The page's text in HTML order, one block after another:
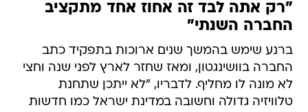
"רק אתה לבד זה אחוז אחד מתקציב
החברה השנתי"
ברנע שימש בהמשך שנים ארוכות בתפקיד כתב
החברה בוושינגטון, ומאז שחזר לארץ לפני שנה וחצי
לא מונה לו מחליף. לדבריו, "לא ייתכן שתחנת
טלוויזיה גדולה וחשובה במדינת ישראל כמו חדשות